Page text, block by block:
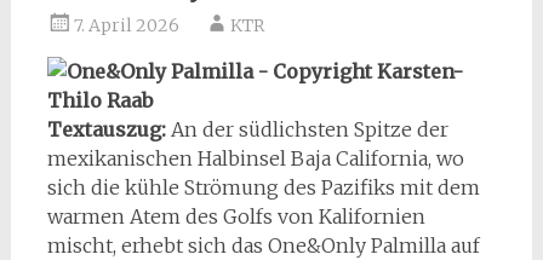
7. April 2026 KTR
Textauszug: An der südlichsten Spitze der
mexikanischen Halbinsel Baja California, wo
sich die kühle Strömung des Pazifiks mit dem
warmen Atem des Golfs von Kalifornien
mischt, erhebt sich das One&Only Palmilla auf